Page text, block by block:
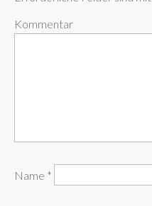
Kommentar
Name *